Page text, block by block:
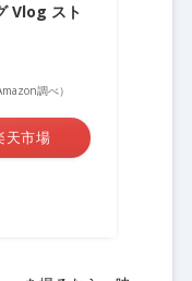
Vlog スト
調べ）
天市場